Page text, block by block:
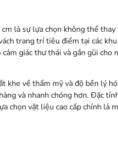
là sự lựa chọn không thể thay
trang trí tiêu điểm tại các
giác thư thái và gần gũi cho
khe về thẩm mỹ và độ bền lý
và nhanh chóng hơn. Đặc
chọn vật liệu cao cấp chính là